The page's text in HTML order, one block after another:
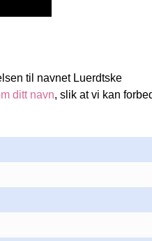
til navnet Luerdtske
ditt navn, slik at vi kan